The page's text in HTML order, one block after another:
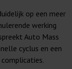
op een meer
werking
Auto Mass
cyclus en een